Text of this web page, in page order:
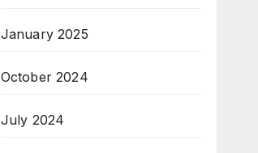
January 2025
October 2024
July 2024